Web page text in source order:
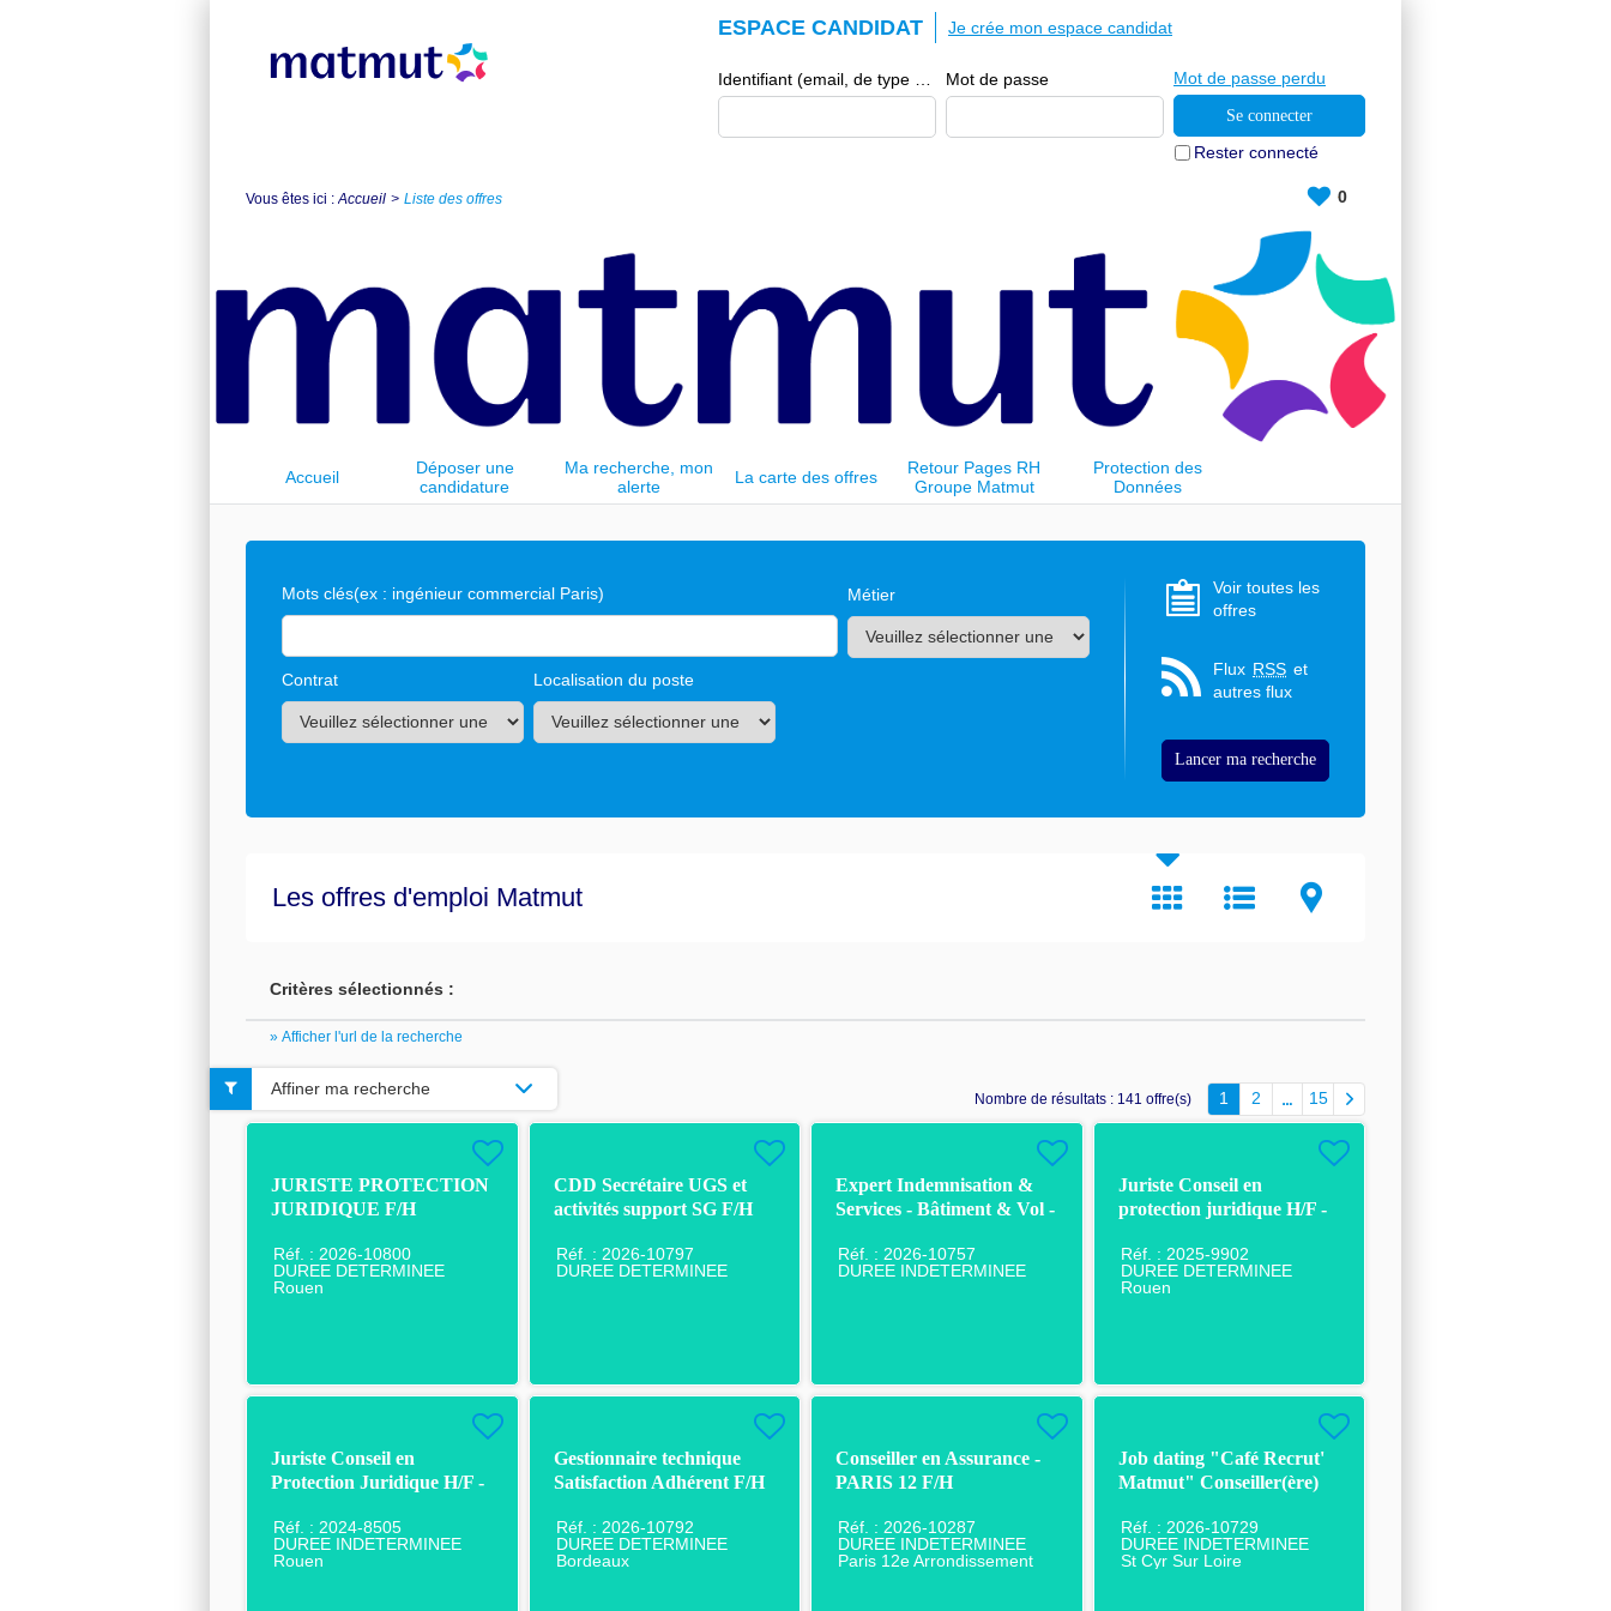
ESPACE CANDIDAT
Mot de passe
Rester connecté
Mot de passe perdu
Je crée mon espace candidat
Vous êtes ici : Accueil Liste des offres 0
Accueil
Déposer une
candidature
spontanée
Ma recherche, mon
alerte
La carte des offres
Retour Pages RH
Groupe Matmut
Protection des
Données
Personnelles
Mots clés(ex : ingénieur commercial Paris) Métier
Contrat Localisation du poste
Voir toutes les
offres
Flux RSS et
autres flux
Les offres d'emploi Matmut
Critères sélectionnés :
» Afficher l'url de la recherche
Nombre de résultats : 141 offre(s) 1 2 15
JURISTE PROTECTION
JURIDIQUE F/H
Réf. : 2026-10800
DUREE DETERMINEE
Rouen
CDD Secrétaire UGS et
activités support SG F/H
Réf. : 2026-10797
DUREE DETERMINEE
Expert Indemnisation &
Services - Bâtiment & Vol -
Réf. : 2026-10757
DUREE INDETERMINEE
Juriste Conseil en
protection juridique H/F -
Réf. : 2025-9902
DUREE DETERMINEE
Rouen
Juriste Conseil en
Protection Juridique H/F -
Réf. : 2024-8505
DUREE INDETERMINEE
Rouen
Gestionnaire technique
Satisfaction Adhérent F/H
Réf. : 2026-10792
DUREE DETERMINEE
Bordeaux
Conseiller en Assurance -
PARIS 12 F/H
Réf. : 2026-10287
DUREE INDETERMINEE
Paris 12e Arrondissement
Job dating "Café Recrut'
Matmut" Conseiller(ère)
Réf. : 2026-10729
DUREE INDETERMINEE
St Cyr Sur Loire
Affiner ma recherche